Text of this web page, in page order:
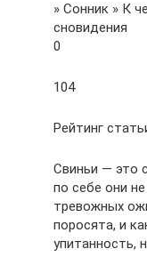
» Сонник » К
сновидения
0
104
Рейтинг
Свиньи — это
по себе они
тревожных
поросята, и
упитанность,